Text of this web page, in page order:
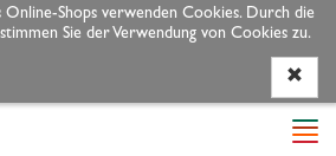
Online-Shops verwenden Cookies. Durch die
Sie der Verwendung von Cookies zu.